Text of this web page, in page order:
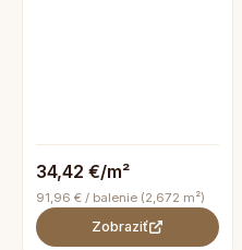
34,42 €/m²
91,96 € / balenie (2,672 m²)
Zobraziť